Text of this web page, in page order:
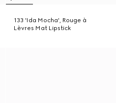
133 'Ida Mocha', Rouge à
Lèvres Mat Lipstick